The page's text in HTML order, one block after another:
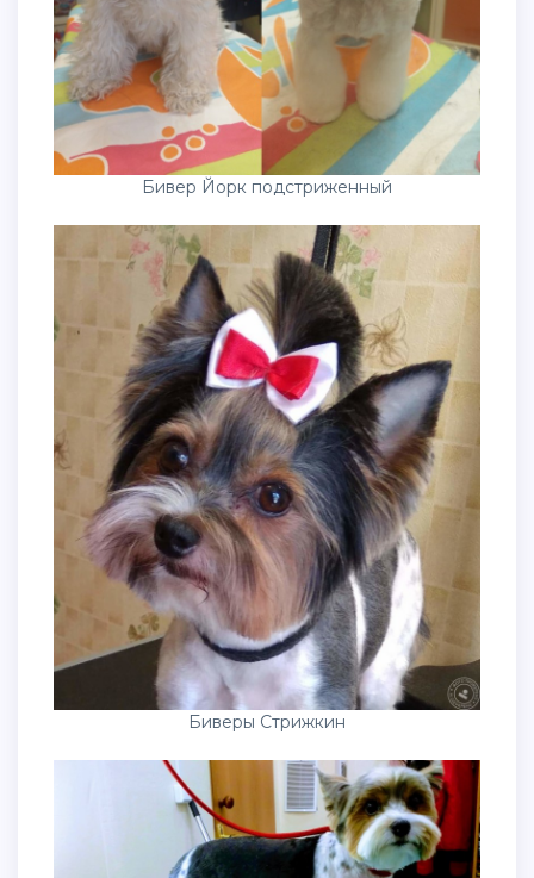
Бивер Йорк подстриженный
Биверы Стрижкин